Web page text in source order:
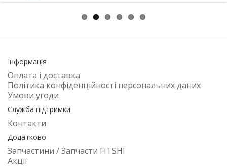
Інформація
Оплата і доставка
Політика конфіденційності персональних даних
Умови угоди
Служба підтримки
Контакти
Додатково
Запчастини / Запчасти FITSHI
Акції